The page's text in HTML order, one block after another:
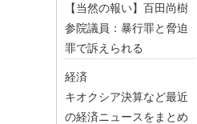
【当然の報い】百田尚樹
参院議員：暴行罪と脅迫
罪で訴えられる
経済
キオクシア決算など最近
の経済ニュースをまとめ